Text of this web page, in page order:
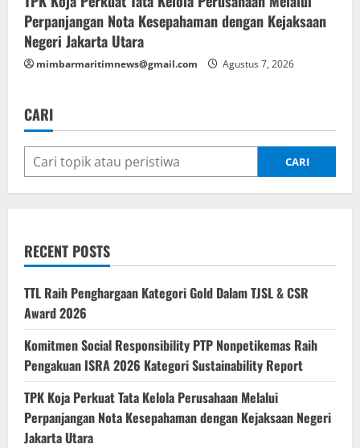
Perpanjangan Nota Kesepahaman dengan Kejaksaan
Negeri Jakarta Utara
mimbarmaritimnews@gmail.com Agustus 7, 2026
CARI
CARI
RECENT POSTS
TTL Raih Penghargaan Kategori Gold Dalam TJSL & CSR
Award 2026
Komitmen Social Responsibility PTP Nonpetikemas Raih
Pengakuan ISRA 2026 Kategori Sustainability Report
TPK Koja Perkuat Tata Kelola Perusahaan Melalui
Perpanjangan Nota Kesepahaman dengan Kejaksaan Negeri
Jakarta Utara